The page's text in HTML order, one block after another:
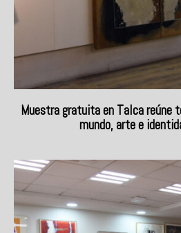
Muestra gratuita en Talca reúne
mundo, arte e